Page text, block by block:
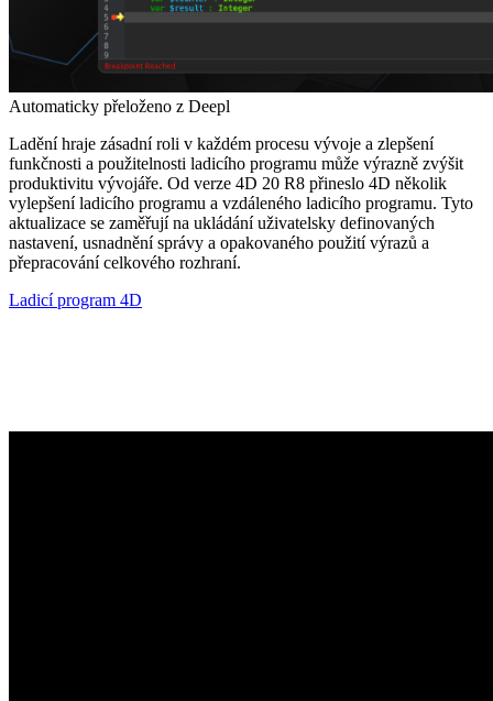
Automaticky přeloženo z Deepl
Ladění hraje zásadní roli v každém procesu vývoje a zlepšení
funkčnosti a použitelnosti ladicího programu může výrazně zvýšit
produktivitu vývojáře. Od verze 4D 20 R8 přineslo 4D několik
vylepšení ladicího programu a vzdáleného ladicího programu. Tyto
aktualizace se zaměřují na ukládání uživatelsky definovaných
nastavení, usnadnění správy a opakovaného použití výrazů a
přepracování celkového rozhraní.
Ladicí program 4D